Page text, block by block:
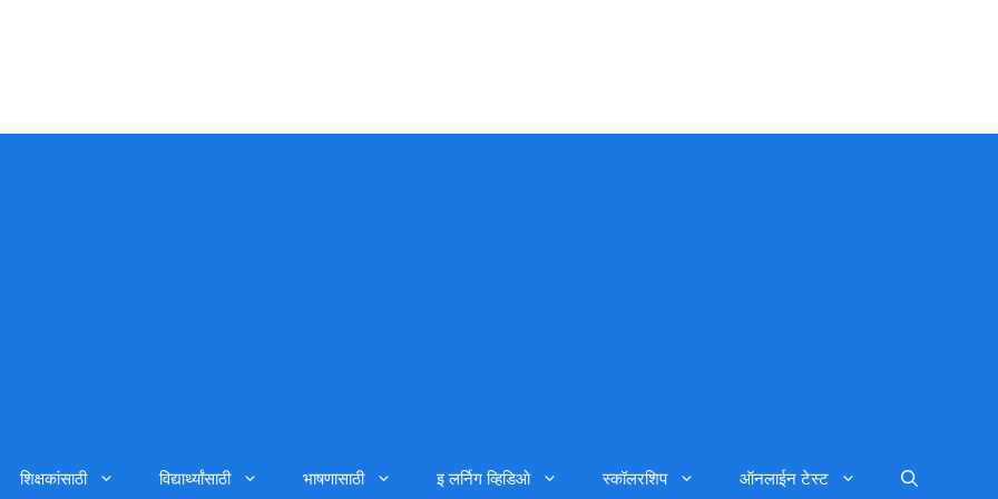
शिक्षकांसाठी विद्यार्थ्यांसाठी भाषणासाठी इ लर्निग व्हिडिओ स्कॉलरशिप ऑनलाईन टेस्ट